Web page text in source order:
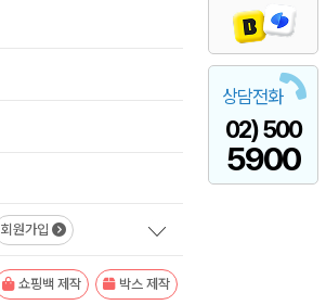
상담전화
02) 500
5900
회원가입
쇼핑백 제작 박스 제작